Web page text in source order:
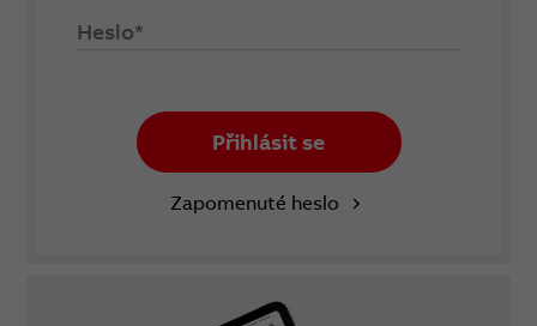
Heslo*
Přihlásit se
Zapomenuté heslo